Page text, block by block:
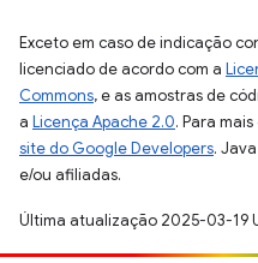
Exceto em caso de indicação
licenciado de acordo com a
Commons, e as amostras de
a Licença Apache 2.0. Para
site do Google Developers.
e/ou afiliadas.
Última atualização 2025-03-19